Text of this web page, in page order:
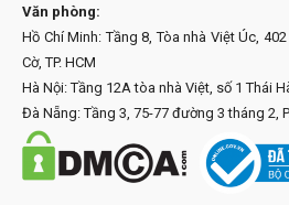
Văn phòng:
Hồ Chí Minh: Tầng 8, Tòa nhà Việt Úc,
Cờ, TP. HCM
Hà Nội: Tầng 12A tòa nhà Việt, số 1 Thái
Đà Nẵng: Tầng 3, 75-77 đường 3 tháng 2,